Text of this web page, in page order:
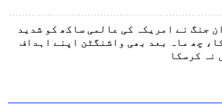
جنگ نے امریکہ کی عالمی ساکھ کو شدید
چھ ماہ بعد بھی واشنگٹن اپنے اہداف
نہ کرسکا